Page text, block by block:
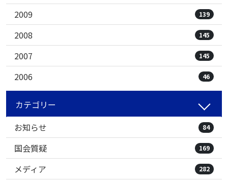
2009 139
2008 145
2007 145
2006 46
カテゴリー
お知らせ
84
国会質疑 169
メディア 282